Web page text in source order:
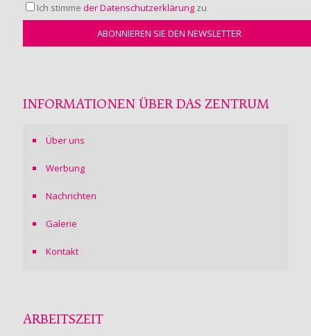
Ich stimme der Datenschutzerklärung zu
INFORMATIONEN ÜBER DAS ZENTRUM
Über uns
Werbung
Nachrichten
Galerie
Kontakt
ARBEITSZEIT